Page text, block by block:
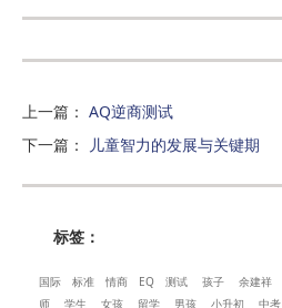
上一篇 ： AQ逆商测试
下一篇 ： 儿童智力的发展与关键期
标签：
国际 标准 情商 EQ 测试 孩子 余建祥
师
学生 女孩 留学 男孩 小升初 中考